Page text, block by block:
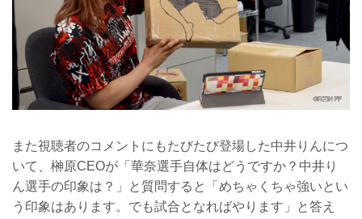
また視聴者のコメントにもたびたび登場した中井りんにつ
いて、榊原CEOが「華奈選手自体はどうですか？中井り
ん選手の印象は？」と質問すると「めちゃくちゃ強いとい
う印象はあります。でも試合となればやります」と答え